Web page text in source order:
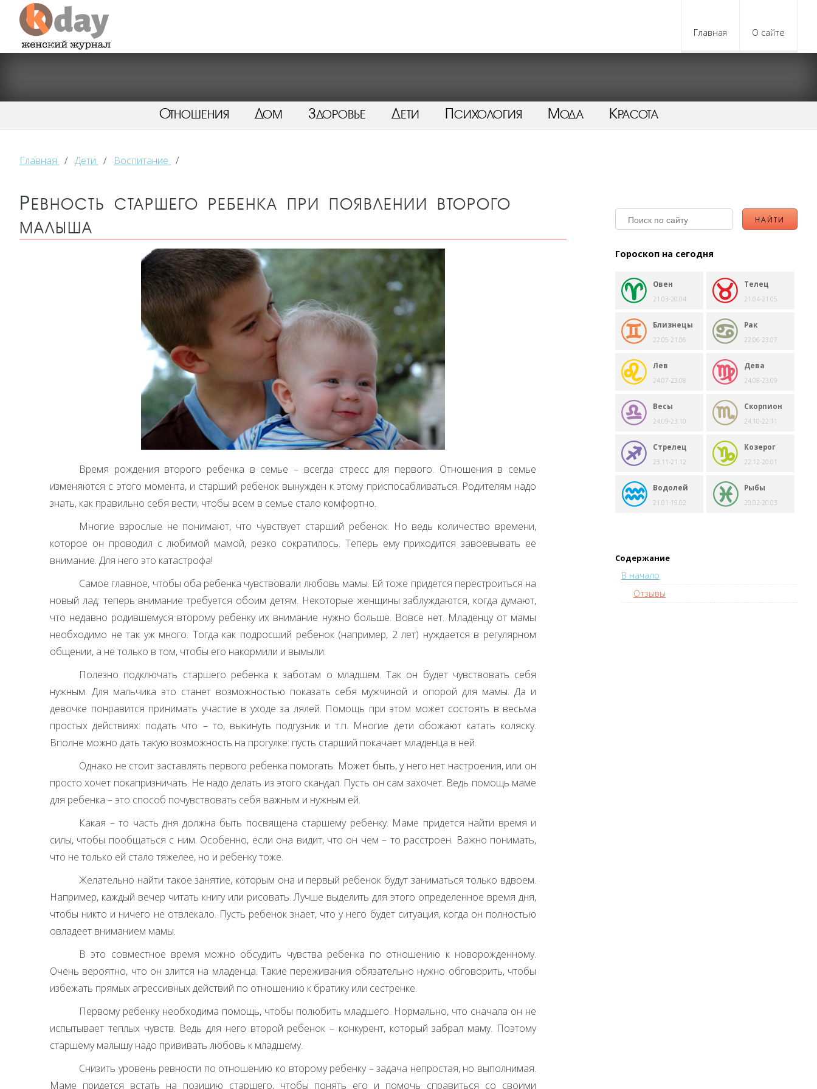
Главная О сайте
Отношения Дом Здоровье Дети Психология Мода Красота
Главная / Дети / Воспитание /
Ревность старшего ребенка при появлении второго
малыша
Время рождения второго ребенка в семье – всегда стресс для первого. Отношения в семье
изменяются с этого момента, и старший ребенок вынужден к этому приспосабливаться. Родителям надо
знать, как правильно себя вести, чтобы всем в семье стало комфортно.
Многие взрослые не понимают, что чувствует старший ребенок. Но ведь количество времени,
которое он проводил с любимой мамой, резко сократилось. Теперь ему приходится завоевывать ее
внимание. Для него это катастрофа!
Самое главное, чтобы оба ребенка чувствовали любовь мамы. Ей тоже придется перестроиться на
новый лад: теперь внимание требуется обоим детям. Некоторые женщины заблуждаются, когда думают,
что недавно родившемуся второму ребенку их внимание нужно больше. Вовсе нет. Младенцу от мамы
необходимо не так уж много. Тогда как подросший ребенок (например, 2 лет) нуждается в регулярном
общении, а не только в том, чтобы его накормили и вымыли.
Полезно подключать старшего ребенка к заботам о младшем. Так он будет чувствовать себя
нужным. Для мальчика это станет возможностью показать себя мужчиной и опорой для мамы. Да и
девочке понравится принимать участие в уходе за лялей. Помощь при этом может состоять в весьма
простых действиях: подать что – то, выкинуть подгузник и т.п. Многие дети обожают катать коляску.
Вполне можно дать такую возможность на прогулке: пусть старший покачает младенца в ней.
Однако не стоит заставлять первого ребенка помогать. Может быть, у него нет настроения, или он
просто хочет покапризничать. Не надо делать из этого скандал. Пусть он сам захочет. Ведь помощь маме
для ребенка – это способ почувствовать себя важным и нужным ей.
Какая – то часть дня должна быть посвящена старшему ребенку. Маме придется найти время и
силы, чтобы пообщаться с ним. Особенно, если она видит, что он чем – то расстроен. Важно понимать,
что не только ей стало тяжелее, но и ребенку тоже.
Желательно найти такое занятие, которым она и первый ребенок будут заниматься только вдвоем.
Например, каждый вечер читать книгу или рисовать. Лучше выделить для этого определенное время дня,
чтобы никто и ничего не отвлекало. Пусть ребенок знает, что у него будет ситуация, когда он полностью
овладеет вниманием мамы.
В это совместное время можно обсудить чувства ребенка по отношению к новорожденному.
Очень вероятно, что он злится на младенца. Такие переживания обязательно нужно обговорить, чтобы
избежать прямых агрессивных действий по отношению к братику или сестренке.
Первому ребенку необходима помощь, чтобы полюбить младшего. Нормально, что сначала он не
испытывает теплых чувств. Ведь для него второй ребенок – конкурент, который забрал маму. Поэтому
старшему малышу надо прививать любовь к младшему.
Снизить уровень ревности по отношению ко второму ребенку – задача непростая, но выполнимая.
Маме придется встать на позицию старшего, чтобы понять его и помочь справиться со своими
Гороскоп на сегодня
Овен
21.03-20.04
Телец
21.04-21.05
Близнецы
22.05-21.06
Рак
22.06-23.07
Лев
24.07-23.08
Дева
24.08-23.09
Весы
24.09-23.10
Скорпион
24.10-22.11
Стрелец
23.11-21.12
Козерог
22.12-20.01
Водолей
21.01-19.02
Рыбы
20.02-20.03
Содержание
В начало
Отзывы